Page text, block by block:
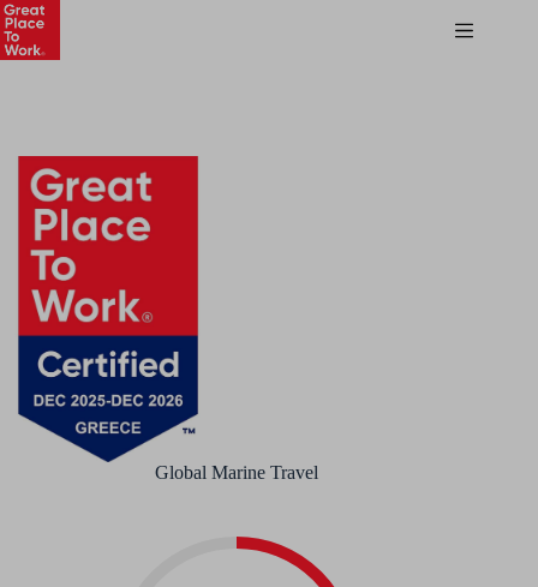
Global Marine Travel